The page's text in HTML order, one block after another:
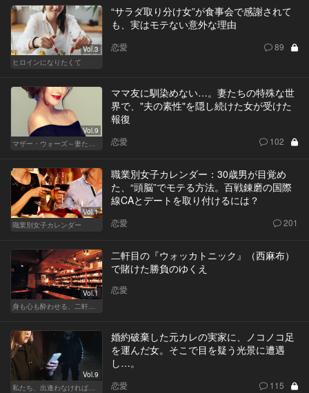
Vol.3
ヒロインになりたくて
“サラダ取り分け女”が食事会で感謝されて
も、実はモテない意外な理由
恋愛 89
Vol.9
マザー・ウォーズ～妻たちの階級闘争～
ママ友に馴染めない…。妻たちの特殊な世
界で、"夫の素性"を隠し続けた女が受けた
報復
恋愛 102
Vol.1
職業別女子カレンダー
職業別女子カレンダー：30歳男が目覚め
た、“頭脳”でモテる方法。百戦錬磨の国際
線CAとデートを取り付けるには？
恋愛 201
Vol.1
身も心も酔わせる、二軒目の切り札
二軒目の『ウォッカトニック』（西麻布）
で賭けた勝負のゆくえ
恋愛
Vol.9
私たち、出逢わなければよかった
婚約破棄した元カレの実家に、ノコノコ足
を運んだ女。そこで目を疑う光景に遭遇
し…。
恋愛 115